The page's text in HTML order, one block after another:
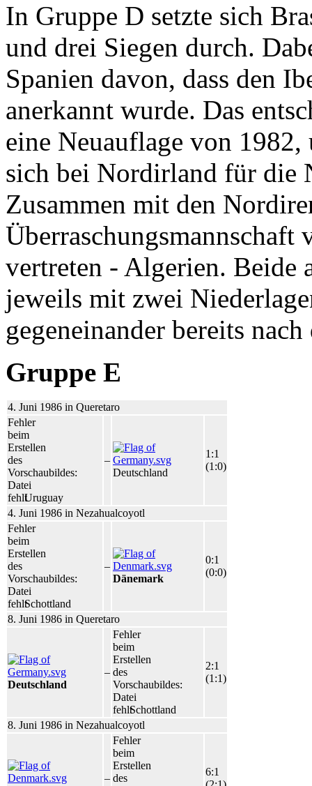
In Gruppe D setzte sich
und drei Siegen durch.
Spanien davon, dass den
anerkannt wurde. Das
eine Neuauflage von
sich bei Nordirland für die
Zusammen mit den
Überraschungsmannschaft
vertreten - Algerien. Beide
jeweils mit zwei
gegeneinander bereits
Gruppe E
4. Juni 1986 in Queretaro
Fehler
beim
Erstellen
des
Vorschaubildes:
Datei
fehltUruguay
–
Deutschland
1:1
(1:0)
4. Juni 1986 in Nezahualcoyotl
Fehler
beim
Erstellen
des
Vorschaubildes:
Datei
fehltSchottland
–
Dänemark
0:1
(0:0)
8. Juni 1986 in Queretaro
Deutschland
–
Fehler
beim
Erstellen
des
Vorschaubildes:
Datei
fehltSchottland
2:1
(1:1)
8. Juni 1986 in Nezahualcoyotl
–
Fehler
beim
Erstellen
des
6:1